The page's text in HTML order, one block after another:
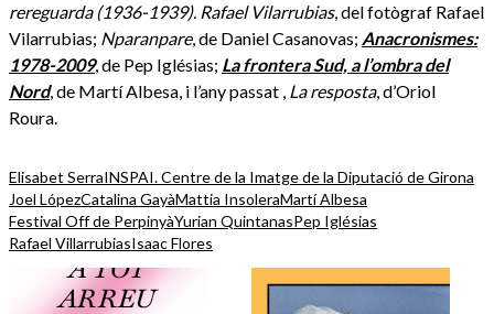
rereguarda (1936-1939). Rafael Vilarrubias, del fotògraf Rafael
Vilarrubias; Nparanpare, de Daniel Casanovas; Anacronismes:
1978-2009, de Pep Iglésias; La frontera Sud, a l’ombra del
Nord, de Martí Albesa, i l’any passat , La resposta, d’Oriol
Roura.
Elisabet SerraINSPAI. Centre de la Imatge de la Diputació de Girona
Joel LópezCatalina GayàMattia InsoleraMartí Albesa
Festival Off de PerpinyàYurian QuintanasPep Iglésias
Rafael VillarrubiasIsaac Flores